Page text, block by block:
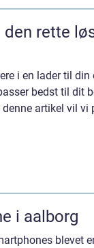
rette
i en lader til din
bedst til dit
artikel vil vi
i aalborg
blevet